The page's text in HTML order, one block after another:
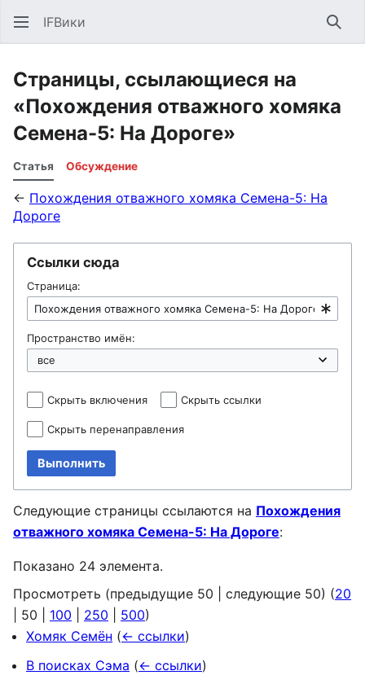
IFВики
Страницы, ссылающиеся на
«Похождения отважного хомяка
Семена-5: На Дороге»
Статья Обсуждение
← Похождения отважного хомяка Семена-5: На
Дороге
Ссылки сюда
Страница:
Пространство имён:
Скрыть включения Скрыть ссылки
Скрыть перенаправления
Выполнить
Следующие страницы ссылаются на Похождения
отважного хомяка Семена-5: На Дороге:
Показано 24 элемента.
Просмотреть (предыдущие 50 следующие 50) (20
50 100 250 500)
Хомяк Семён (← ссылки)
В поисках Сэма (← ссылки)